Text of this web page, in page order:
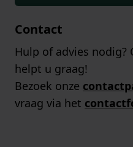
Contact
Hulp of advies nodig?
helpt u graag!
Bezoek onze
vraag via het